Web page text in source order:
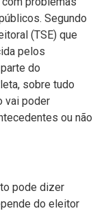
Segundo
(TSE) que
pelos
do
sobre tudo
vai poder
ou não
pode dizer
do eleitor